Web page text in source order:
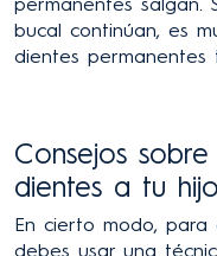
bucal continúan, es
dientes permanentes
Consejos
dientes a tu hijo
En cierto modo,
debes usar una